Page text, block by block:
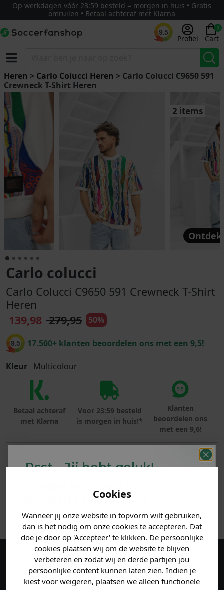
Cookies
Wanneer jij onze website in topvorm wilt gebruiken,
dan is het nodig om onze cookies te accepteren. Dat
doe je door op 'Accepteer' te klikken. De persoonlijke
cookies plaatsen wij om de website te blijven
verbeteren en zodat wij en derde partijen jou
persoonlijke content kunnen laten zien. Indien je
kiest voor weigeren, plaatsen we alleen functionele
Op werkdagen vóór 23:59 besteld = morgen in huis • Gratis
omruilen • Betaal achteraf met Klarna
9.5
Profiel
0
Cart
Heren > Carlo Colucci Heren > Carlo Colucci C9650 591
Crewneck T-Shirt Heren
2 items
Carlo colucci
Carlo Colucci C9650 591 Crewneck T-Shirt
Heren
139,98 279,95 50%
9.5 17.500+ klanten beoordelen ons met een 9,5!
Kleur Multicolour
Betaal achteraf
met Klarna
Voor 23:59 besteld
is morgen in huis!*
Klanten
beoordelen ons
met een 9,6!
Maak een account aan en ontvang 5%
korting op je eerste bestelling!
Psst... Jij hebt geluk!
Welke mystery
krijg jij? (Tot-30%
Vertel ons waar je naar op
zoek bent. 👇
Heren kleding